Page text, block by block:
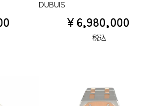
DUBUIS
¥6,980,000
税込